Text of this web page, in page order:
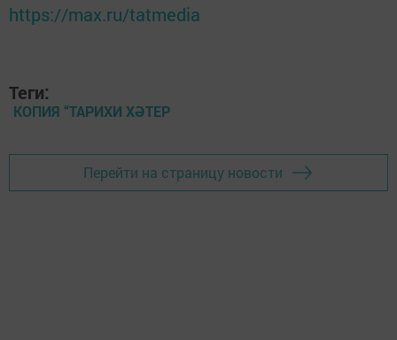
https://max.ru/tatmedia
Теги:
КОПИЯ “ТАРИХИ ХӘТЕР
Перейти на страницу новости